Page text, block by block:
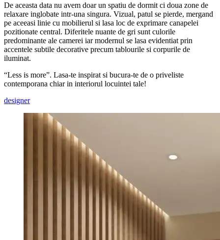
De aceasta data nu avem doar un spatiu de dormit ci doua zone de
relaxare inglobate intr-una singura. Vizual, patul se pierde, mergand
pe aceeasi linie cu mobilierul si lasa loc de exprimare canapelei
pozitionate central. Diferitele nuante de gri sunt culorile
predominante ale camerei iar modernul se lasa evidentiat prin
accentele subtile decorative precum tablourile si corpurile de
iluminat.
“Less is more”. Lasa-te inspirat si bucura-te de o priveliste
contemporana chiar in interiorul locuintei tale!
designer